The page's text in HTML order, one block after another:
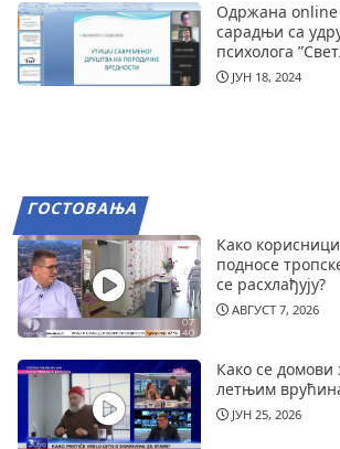
Одржана online
сарадњи са
психолога
ЈУН 18, 2024
ГОСТОВАЊА
Како
подносе
се расхлађују?
АВГУСТ 7, 2026
Како се домови
летњим
ЈУН 25, 2026